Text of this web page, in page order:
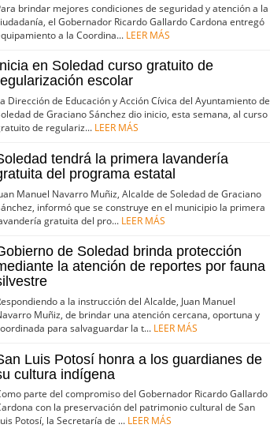
brindar mejores condiciones de seguridad y atención a la
el Gobernador Ricardo Gallardo Cardona entregó
a la Coordina... LEER MÁS
en Soledad curso gratuito de
escolar
Dirección de Educación y Acción Cívica del Ayuntamiento de
de Graciano Sánchez dio inicio, esta semana, al curso
de regulariz... LEER MÁS
tendrá la primera lavandería
del programa estatal
Manuel Navarro Muñiz, Alcalde de Soledad de Graciano
informó que se construye en el municipio la primera
gratuita del pro... LEER MÁS
de Soledad brinda protección
la atención de reportes por fauna
a la instrucción del Alcalde, Juan Manuel
Muñiz, de brindar una atención cercana, oportuna y
para salvaguardar la t... LEER MÁS
Luis Potosí honra a los guardianes de
cultura indígena
parte del compromiso del Gobernador Ricardo Gallardo
con la preservación del patrimonio cultural de San
Potosí, la Secretaría de ... LEER MÁS